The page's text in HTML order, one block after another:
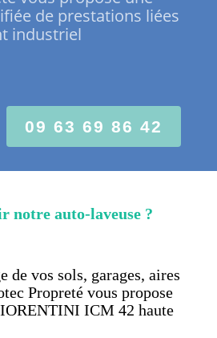
de prestations liées
industriel
09 63 69 86 42
notre auto-laveuse ?
de vos sols, garages, aires
Propreté vous propose
ICM 42 haute